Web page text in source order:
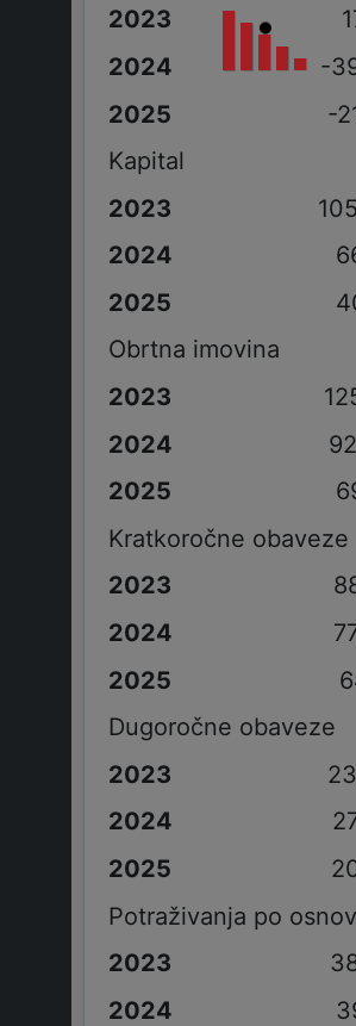
-
-
Kapital
Obrtna imovina
Kratkoročne obaveze
Dugoročne obaveze
Potraživanja po